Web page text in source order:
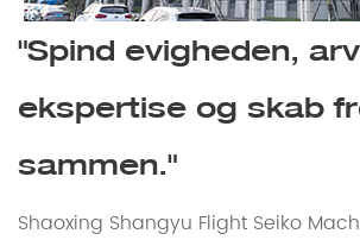
"Spind evigheden, arv
ekspertise og skab
sammen."
Shaoxing Shangyu Flight Seiko